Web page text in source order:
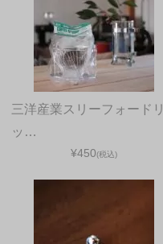
三洋産業スリーフォードリ
ッ…
¥450(税込)